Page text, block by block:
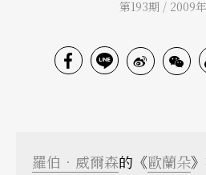
第193期 / 2009
羅伯．威爾森的《歐蘭朵